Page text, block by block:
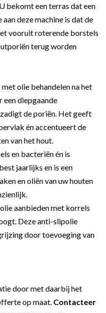
bekomt een terras dat een
deze machine is dat de
vooruit roterende borstels
terug worden
olie behandelen na het
diepgaande
de poriën. Het geeft
én accentueert de
van het hout.
en bacteriën én is
jaarlijks en is een
en oliën van uw houten
aanbieden met korrels
Deze anti-slipolie
door toevoeging van
door met daarbij het
op maat. Contacteer